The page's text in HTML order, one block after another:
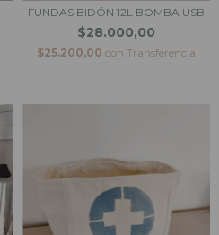
FUNDAS BIDÓN 12L BOMBA USB
$28.000,00
$25.200,00 con Transferencia